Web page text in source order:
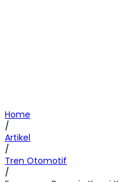
Home
/
Artikel
/
Tren Otomotif
/